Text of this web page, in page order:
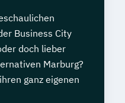
Erneuerbare
7 Semester
Künstliche
Lebensmittel
Business City
doch lieber
Marburg?
ganz eigenen